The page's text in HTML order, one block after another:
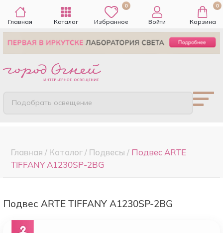
Главная Каталог
0
Избранное Войти
0
Корзина
Подобрать освещение
Главная / Каталог/ Подвесы / Подвес ARTE
TIFFANY A1230SP-2BG
Подвес ARTE TIFFANY A1230SP-2BG